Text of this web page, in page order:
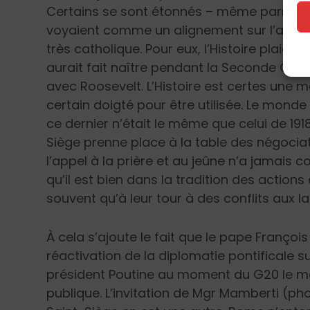
Certains se sont étonnés – même parmi
voyaient comme un alignement sur l’axe
très catholique. Pour eux, l’Histoire
aurait fait naître pendant la Seconde
avec Roosevelt. L’Histoire est certes une
certain doigté pour être utilisée. Le monde
ce dernier n’était le même que celui de
Siège prenne place à la table des
l’appel à la prière et au jeûne n’a jamais
qu’il est bien dans la tradition des actions
souvent qu’à leur tour à des conflits aux
À cela s’ajoute le fait que le pape
réactivation de la diplomatie pontificale
président Poutine au moment du G20 le
publique. L’invitation de Mgr Mamberti